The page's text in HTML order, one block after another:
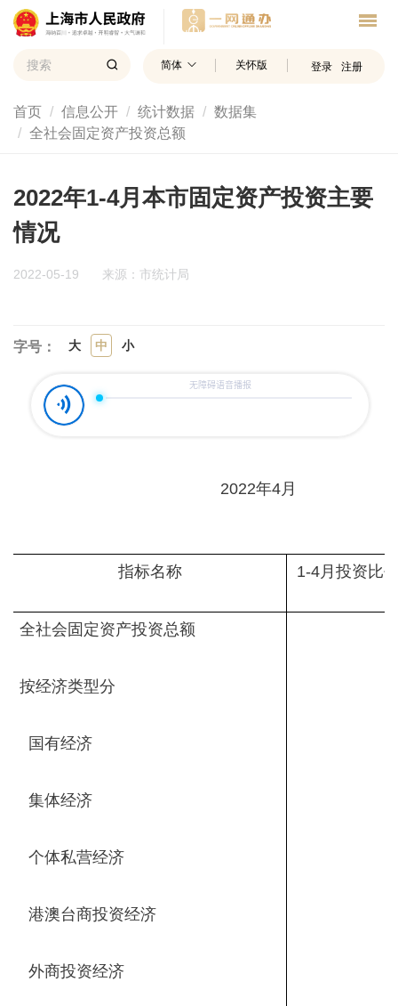
简体 关怀版 登录 注册
首页 信息公开 统计数据
数据集
全社会固定资产投资总额
2022年1-4月本市固定资产投资主要
情况
2022-05-19 来源：市统计局
字号： 大 中 小
2022年4月
指标名称 1-4月投资比
全社会固定资产投资总额
按经济类型分
国有经济
集体经济
个体私营经济
港澳台商投资经济
外商投资经济